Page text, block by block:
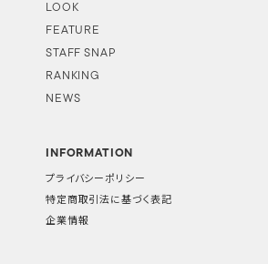
LOOK
FEATURE
STAFF SNAP
RANKING
NEWS
INFORMATION
プライバシーポリシー
特定商取引法に基づく表記
企業情報